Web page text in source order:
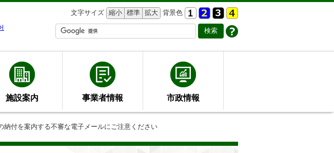
文字サイズ 縮小 標準 拡大 背景色
施設案内 事業者情報 市政情報
納付を案内する不審な電子メールにご注意ください